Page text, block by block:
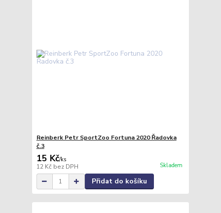
Reinberk Petr SportZoo Fortuna 2020 Řadovka
č.3
15 Kč/ks
12 Kč bez DPH Skladem
Přidat do košíku